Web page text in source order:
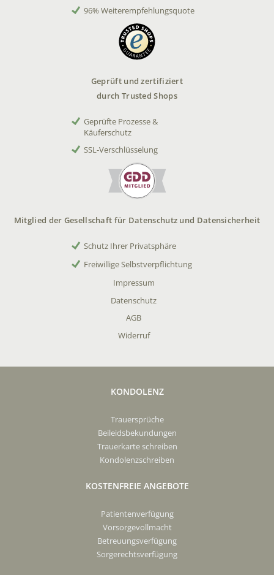
96% Weiterempfehlungsquote
Geprüft und zertifiziert
durch Trusted Shops
Geprüfte Prozesse &
Käuferschutz
SSL-Verschlüsselung
Mitglied der Gesellschaft für Datenschutz und Datensicherheit
Schutz Ihrer Privatsphäre
Freiwillige Selbstverpflichtung
Impressum
Datenschutz
AGB
Widerruf
KONDOLENZ
Trauersprüche
Beileidsbekundungen
Trauerkarte schreiben
Kondolenzschreiben
KOSTENFREIE ANGEBOTE
Patientenverfügung
Vorsorgevollmacht
Betreuungsverfügung
Sorgerechtsverfügung